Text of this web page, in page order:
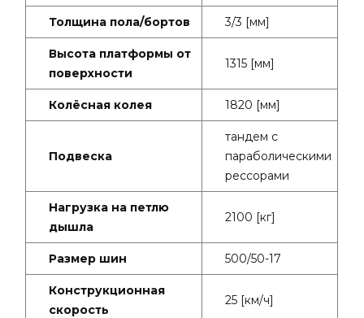
Толщина пола/бортов 3/3 [мм]
Высота платформы от
поверхности
1315 [мм]
Колёсная колея 1820 [мм]
Подвеска
тандем с
параболическими
рессорами
Нагрузка на петлю
дышла
2100 [кг]
Размер шин 500/50-17
Конструкционная
скорость
25 [км/ч]